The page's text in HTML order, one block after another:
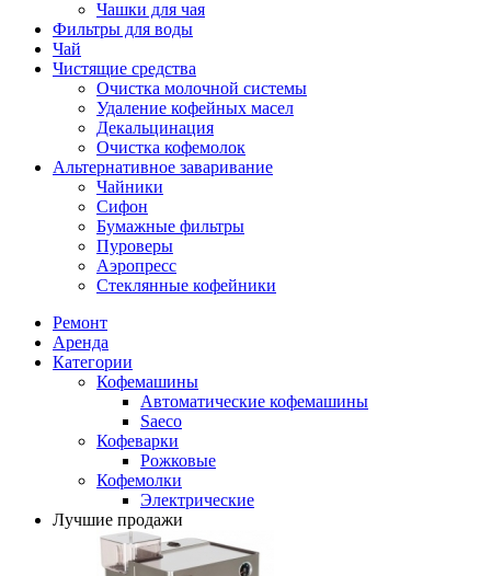
Чашки для чая
Фильтры для воды
Чай
Чистящие средства
Очистка молочной системы
Удаление кофейных масел
Декальцинация
Очистка кофемолок
Альтернативное заваривание
Чайники
Сифон
Бумажные фильтры
Пуроверы
Аэропресс
Стеклянные кофейники
Ремонт
Аренда
Категории
Кофемашины
Автоматические кофемашины
Saeco
Кофеварки
Рожковые
Кофемолки
Электрические
Лучшие продажи